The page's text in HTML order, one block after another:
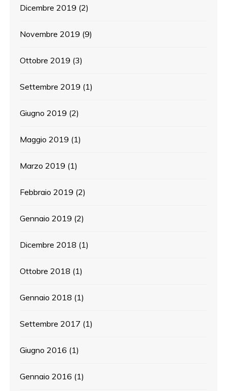
Dicembre 2019 (2)
Novembre 2019 (9)
Ottobre 2019 (3)
Settembre 2019 (1)
Giugno 2019 (2)
Maggio 2019 (1)
Marzo 2019 (1)
Febbraio 2019 (2)
Gennaio 2019 (2)
Dicembre 2018 (1)
Ottobre 2018 (1)
Gennaio 2018 (1)
Settembre 2017 (1)
Giugno 2016 (1)
Gennaio 2016 (1)